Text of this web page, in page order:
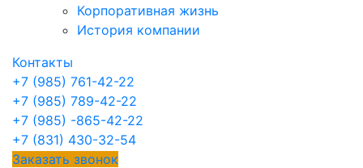
Корпоративная жизнь
История компании
Контакты
+7 (985) 761-42-22
+7 (985) 789-42-22
+7 (985) -865-42-22
+7 (831) 430-32-54
Заказать звонок